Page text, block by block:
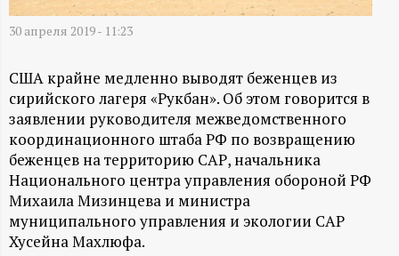
Д
Н
-
и
н
30 апреля 2019 - 11:23
США крайне медленно выводят беженцев из
сирийского лагеря «Рукбан». Об этом говорится в
заявлении руководителя межведомственного
координационного штаба РФ по возвращению
беженцев на территорию САР, начальника
Национального центра управления обороной РФ
Михаила Мизинцева и министра
муниципального управления и экологии САР
Хусейна Махлюфа.